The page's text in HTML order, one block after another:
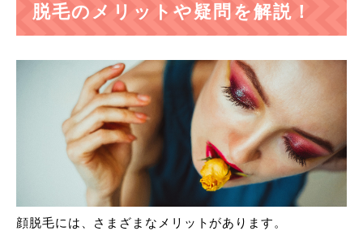
脱毛のメリットや疑問を解説！
顔脱毛には、さまざまなメリットがあります。